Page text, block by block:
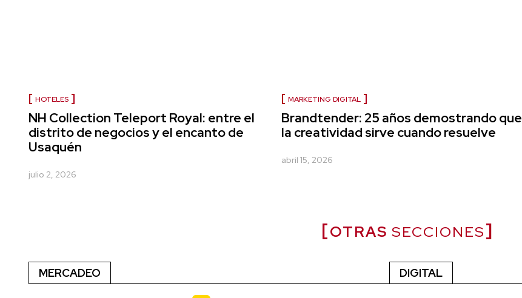
HOTELES
NH Collection Teleport Royal: entre el
distrito de negocios y el encanto de
Usaquén
julio 2, 2026
MARKETING DIGITAL
Brandtender: 25 años demostrando que
la creatividad sirve cuando resuelve
abril 15, 2026
OTRAS SECCIONES
MERCADEO DIGITAL